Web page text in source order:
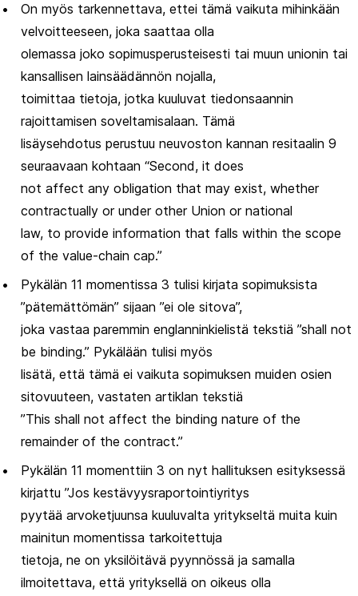
On myös tarkennettava, ettei tämä vaikuta mihinkään
velvoitteeseen, joka saattaa olla
olemassa joko sopimusperusteisesti tai muun unionin tai
kansallisen lainsäädännön nojalla,
toimittaa tietoja, jotka kuuluvat tiedonsaannin
rajoittamisen soveltamisalaan. Tämä
lisäysehdotus perustuu neuvoston kannan resitaalin 9
seuraavaan kohtaan “Second, it does
not affect any obligation that may exist, whether
contractually or under other Union or national
law, to provide information that falls within the scope
of the value-chain cap.”
Pykälän 11 momentissa 3 tulisi kirjata sopimuksista
”pätemättömän” sijaan ”ei ole sitova”,
joka vastaa paremmin englanninkielistä tekstiä ”shall not
be binding.” Pykälään tulisi myös
lisätä, että tämä ei vaikuta sopimuksen muiden osien
sitovuuteen, vastaten artiklan tekstiä
”This shall not affect the binding nature of the
remainder of the contract.”
Pykälän 11 momenttiin 3 on nyt hallituksen esityksessä
kirjattu ”Jos kestävyysraportointiyritys
pyytää arvoketjuunsa kuuluvalta yritykseltä muita kuin
mainitun momentissa tarkoitettuja
tietoja, ne on yksilöitävä pyynnössä ja samalla
ilmoitettava, että yrityksellä on oikeus olla